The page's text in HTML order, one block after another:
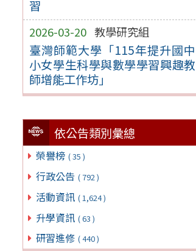
習
2026-03-20 教學研究組
臺灣師範大學「115年提升國中
小女學生科學與數學學習興趣教
師增能工作坊」
依公告類別彙總
榮譽榜 ( 35 )
行政公告 ( 792 )
活動資訊 ( 1,624 )
升學資訊 ( 63 )
研習進修 ( 440 )